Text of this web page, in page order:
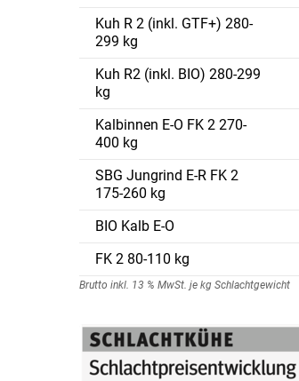
Kuh R 2 (inkl. GTF+) 280-
299 kg
Kuh R2 (inkl. BIO) 280-299
kg
Kalbinnen E-O FK 2 270-
400 kg
SBG Jungrind E-R FK 2
175-260 kg
BIO Kalb E-O
FK 2 80-110 kg
Brutto inkl. 13 % MwSt. je kg Schlachtgewicht